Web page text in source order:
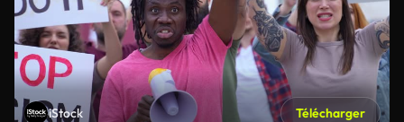
iStock Télécharger